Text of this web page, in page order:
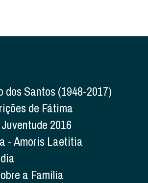
dos Santos (1948-2017)
de Fátima
2016
- Amoris Laetitia
a Família